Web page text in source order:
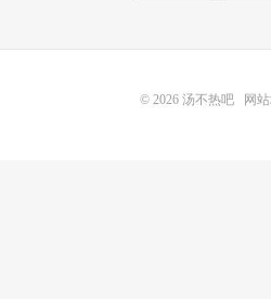
© 2026 汤不热吧 网